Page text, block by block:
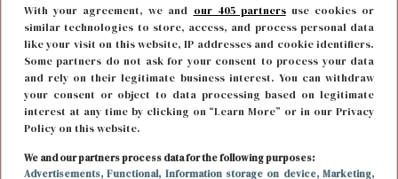
With your agreement, we and our 405 partnersuse cookies or
similar technologies to store, access, and process personal data
like your visit on this website, IP addresses and cookie identifiers.
Some partners do not ask for your consent to process your data
and rely on their legitimate business interest. You can withdraw
your consent or object to data processing based on legitimate
interest at any time by clicking on “Learn More” or in our Privacy
Policy on this website.
We and our partners process data for the following purposes:
Advertisements, Functional, Information storage on device, Marketing,
FUN & LIVING 2 januari 2023 14:13